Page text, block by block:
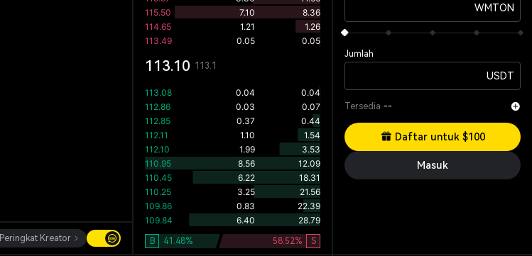
Peringkat Kreator
113.10 113.1
B 41.48% 58.52% S
WMTON
Jumlah
USDT
Tersedia --
Masuk
Daftar untuk $100